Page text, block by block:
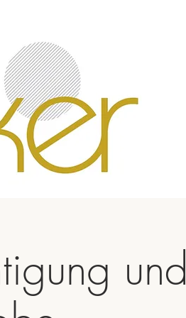
und